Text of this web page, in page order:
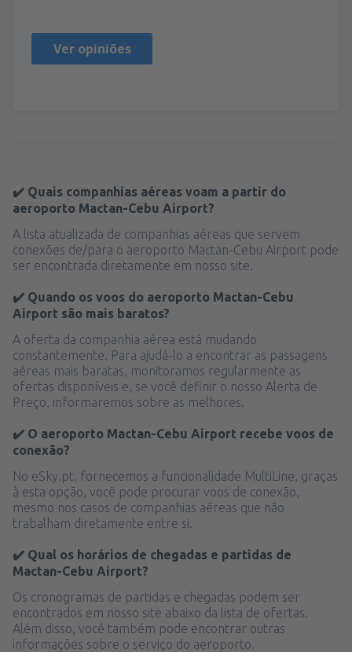
Ver opiniões
✔️ Quais companhias aéreas voam a partir do
aeroporto Mactan-Cebu Airport?
A lista atualizada de companhias aéreas que servem
conexões de/para o aeroporto Mactan-Cebu Airport pode
ser encontrada diretamente em nosso site.
✔️ Quando os voos do aeroporto Mactan-Cebu
Airport são mais baratos?
A oferta da companhia aérea está mudando
constantemente. Para ajudá-lo a encontrar as passagens
aéreas mais baratas, monitoramos regularmente as
ofertas disponíveis e, se você definir o nosso Alerta de
Preço, informaremos sobre as melhores.
✔️ O aeroporto Mactan-Cebu Airport recebe voos de
conexão?
No eSky.pt, fornecemos a funcionalidade MultiLine, graças
à esta opção, você pode procurar voos de conexão,
mesmo nos casos de companhias aéreas que não
trabalham diretamente entre si.
✔️ Qual os horários de chegadas e partidas de
Mactan-Cebu Airport?
Os cronogramas de partidas e chegadas podem ser
encontrados em nosso site abaixo da lista de ofertas.
Além disso, você também pode encontrar outras
informações sobre o serviço do aeroporto.